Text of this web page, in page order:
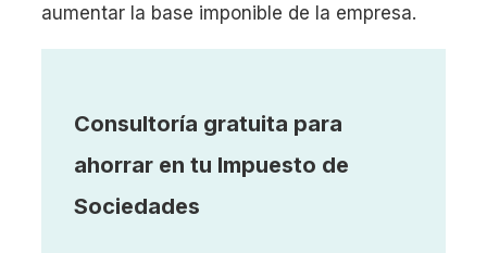
aumentar la base imponible de la empresa.
Consultoría gratuita para
ahorrar en tu Impuesto de
Sociedades